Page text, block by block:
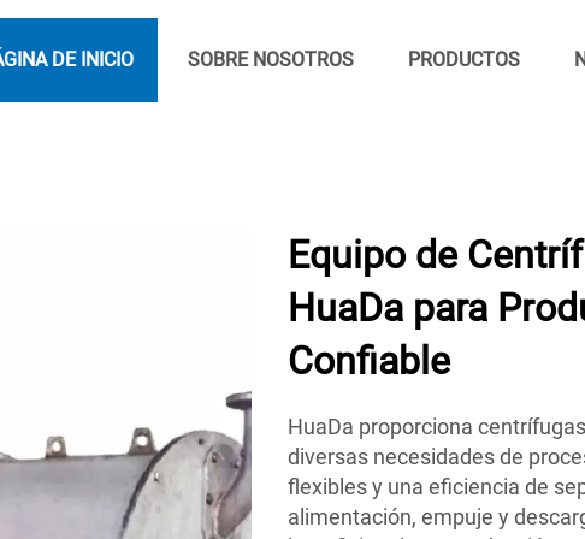
DE INICIO SOBRE NOSOTROS PRODUCTOS
Equipo de
HuaDa para
Confiable
HuaDa proporciona
diversas necesidades de
flexibles y una eficiencia de
alimentación, empuje y